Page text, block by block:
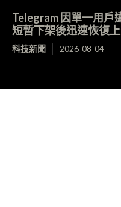
Telegram 因單一用戶
短暫下架後迅速恢復
科技新聞 2026-08-04